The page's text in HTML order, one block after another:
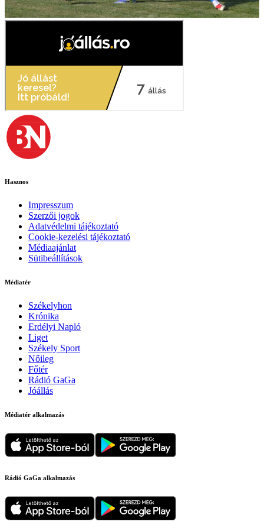
Hasznos
Impresszum
Szerzői jogok
Adatvédelmi tájékoztató
Cookie-kezelési tájékoztató
Médiaajánlat
Sütibeállítások
Médiatér
Székelyhon
Krónika
Erdélyi Napló
Liget
Székely Sport
Nőileg
Főtér
Rádió GaGa
Jóállás
Médiatér alkalmazás
Rádió GaGa alkalmazás